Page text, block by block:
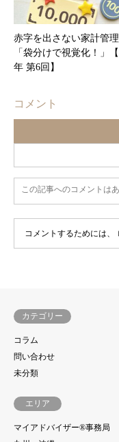
赤字を出さない家計管
「袋分けで視覚化！」
年 第6回】
コメント
この記事へのコメントは
コメントするためには、
カテゴリー
コラム
問い合わせ
未分類
エリア
マイアドバイザー®事務局